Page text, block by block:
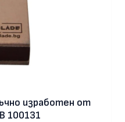
изработен от
100131